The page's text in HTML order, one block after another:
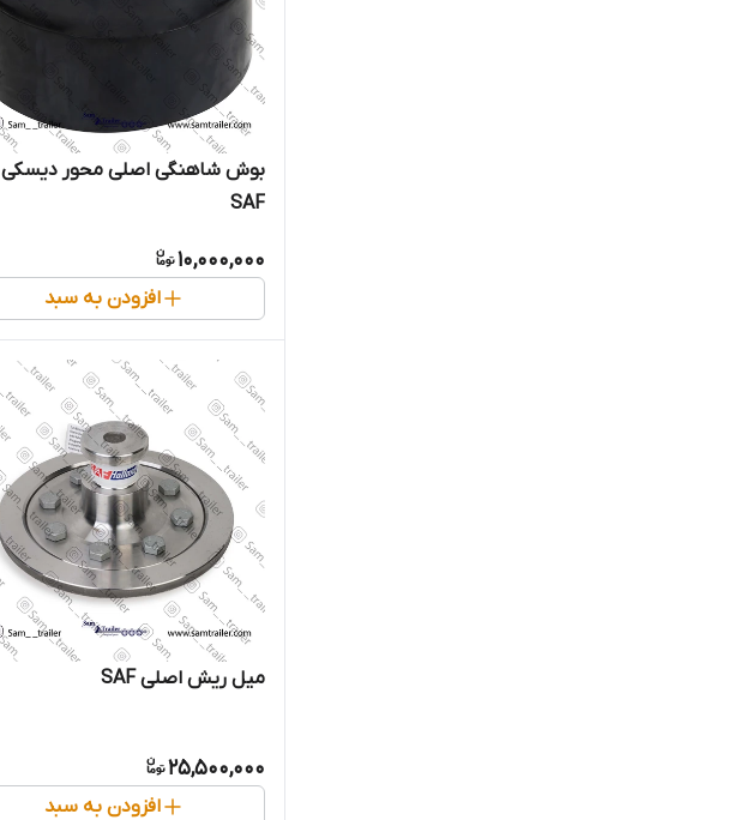
بوش شاهنگی اصلی محور دیسکی
SAF
10,000,000
افزودن به سبد
میل ریش اصلی SAF
25,500,000
افزودن به سبد